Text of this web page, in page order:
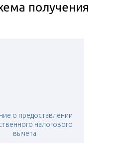
получения
о предоставлении
налогового
вычета